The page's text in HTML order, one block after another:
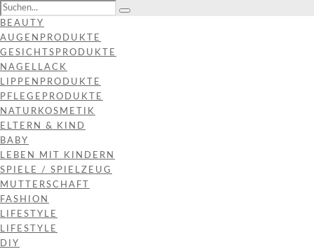
BEAUTY
AUGENPRODUKTE
GESICHTSPRODUKTE
NAGELLACK
LIPPENPRODUKTE
PFLEGEPRODUKTE
NATURKOSMETIK
ELTERN & KIND
BABY
LEBEN MIT KINDERN
SPIELE / SPIELZEUG
MUTTERSCHAFT
FASHION
LIFESTYLE
LIFESTYLE
DIY